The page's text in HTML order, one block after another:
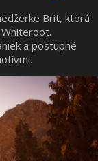
Brit, ktorá
a postupné